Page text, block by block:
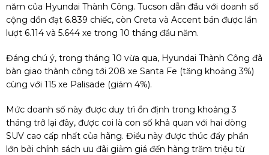
năm của Hyundai Thành Công. Tucson dẫn đầu với doanh số
cộng dồn đạt 6.839 chiếc, còn Creta và Accent bán được lần
lượt 6.114 và 5.644 xe trong 10 tháng đầu năm.
Đáng chú ý, trong tháng 10 vừa qua, Hyundai Thành Công đã
bàn giao thành công tới 208 xe Santa Fe (tăng khoảng 3%)
cùng với 115 xe Palisade (giảm 4%).
Mức doanh số này được duy trì ổn định trong khoảng 3
tháng trở lại đây, được coi là con số khả quan với hai dòng
SUV cao cấp nhất của hãng. Điều này được thúc đẩy phần
lớn bởi chính sách ưu đãi giảm giá đến hàng trăm triệu từ